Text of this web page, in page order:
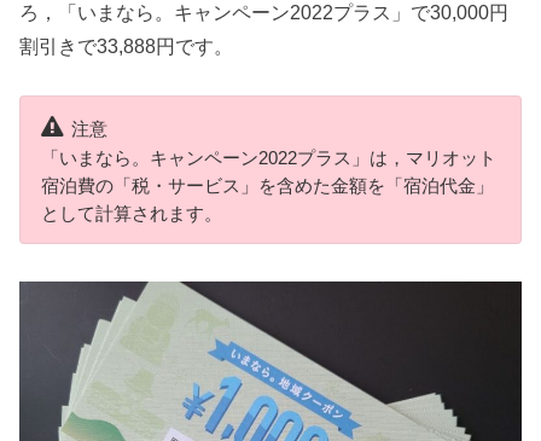
ろ，「いまなら。キャンペーン2022プラス」で30,000円
割引きで33,888円です。
注意
「いまなら。キャンペーン2022プラス」は，マリオット
宿泊費の「税・サービス」を含めた金額を「宿泊代金」
として計算されます。